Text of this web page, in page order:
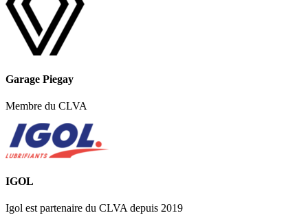
Garage Piegay
Membre du CLVA
IGOL
Igol est partenaire du CLVA depuis 2019